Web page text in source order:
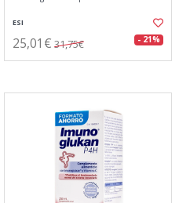
ESI
25,01€ 31,75€ - 21%